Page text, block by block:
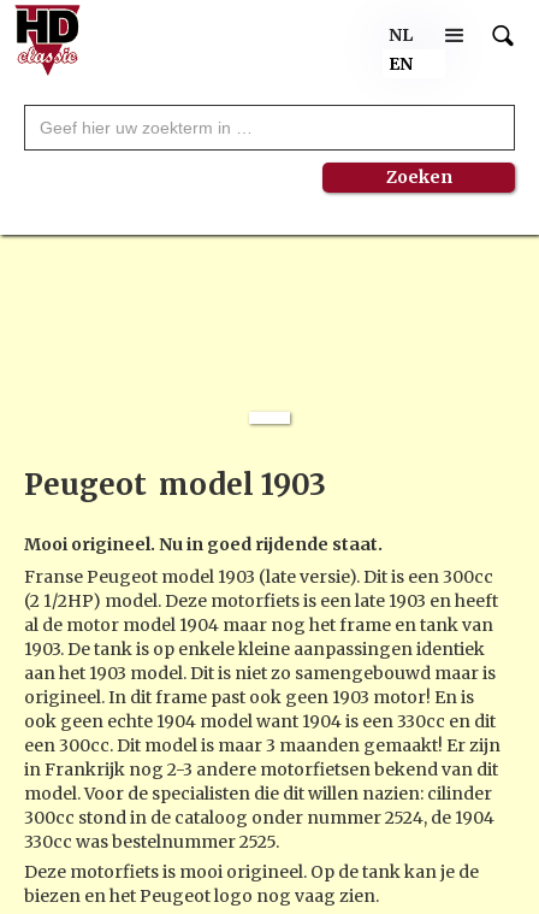
NL
EN
Peugeot model 1903
Mooi origineel. Nu in goed rijdende staat.
Franse Peugeot model 1903 (late versie). Dit is een 300cc
(2 1/2HP) model. Deze motorfiets is een late 1903 en heeft
al de motor model 1904 maar nog het frame en tank van
1903. De tank is op enkele kleine aanpassingen identiek
aan het 1903 model. Dit is niet zo samengebouwd maar is
origineel. In dit frame past ook geen 1903 motor! En is
ook geen echte 1904 model want 1904 is een 330cc en dit
een 300cc. Dit model is maar 3 maanden gemaakt! Er zijn
in Frankrijk nog 2-3 andere motorfietsen bekend van dit
model. Voor de specialisten die dit willen nazien: cilinder
300cc stond in de cataloog onder nummer 2524, de 1904
330cc was bestelnummer 2525.
Deze motorfiets is mooi origineel. Op de tank kan je de
biezen en het Peugeot logo nog vaag zien.